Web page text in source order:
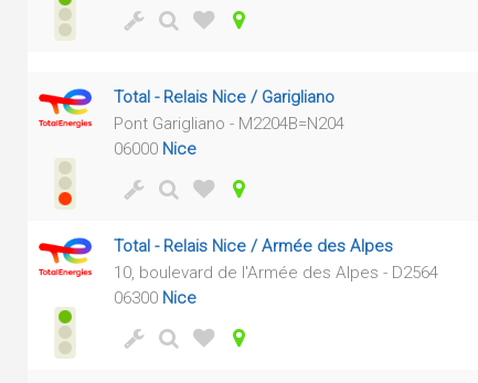
Total - Relais Nice / Garigliano
Pont Garigliano - M2204B=N204
06000 Nice
Total - Relais Nice / Armée des Alpes
10, boulevard de l'Armée des Alpes - D2564
06300 Nice